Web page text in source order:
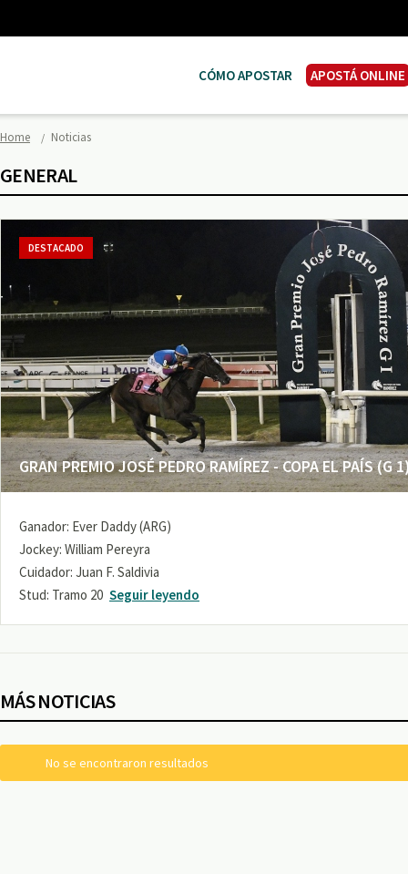
CÓMO APOSTAR APOSTÁ ONLINE
Home Noticias
GENERAL
GRAN PREMIO JOSÉ PEDRO RAMÍREZ - COPA EL PAÍS (G
DESTACADO
Ganador: Ever Daddy (ARG)
Jockey: William Pereyra
Cuidador: Juan F. Saldivia
Stud: Tramo 20 Seguir leyendo
MÁS NOTICIAS
No se encontraron resultados